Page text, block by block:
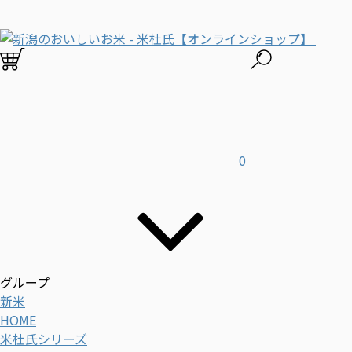
0
グループ
新米
HOME
米杜氏シリーズ